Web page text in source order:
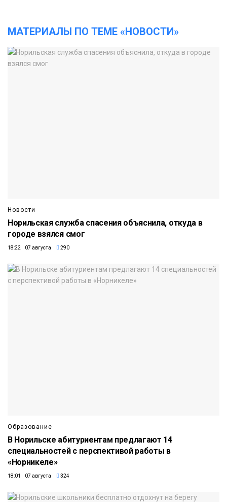
МАТЕРИАЛЫ ПО ТЕМЕ «НОВОСТИ»
Новости
Норильская служба спасения объяснила, откуда в
городе взялся смог
18:22 07 августа 290
Образование
В Норильске абитуриентам предлагают 14
специальностей с перспективой работы в
«Норникеле»
18:01 07 августа 324